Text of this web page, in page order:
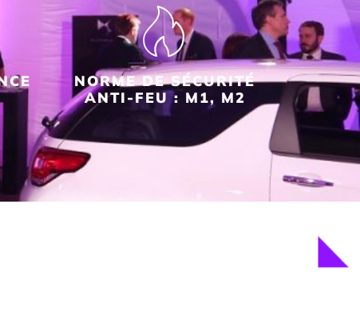
NORME DE SÉCURITÉ
ANTI-FEU : M1, M2